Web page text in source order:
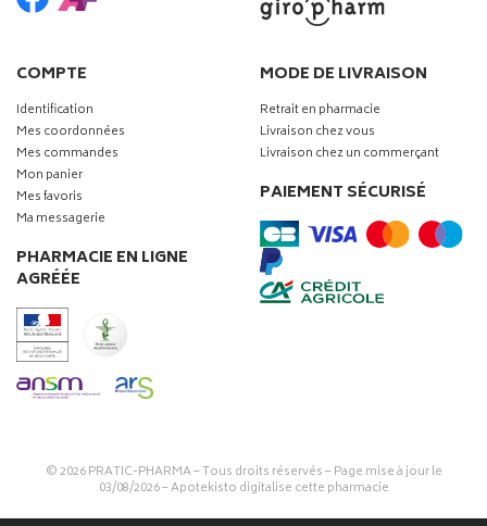
COMPTE
Identification
Mes coordonnées
Mes commandes
Mon panier
Mes favoris
Ma messagerie
PHARMACIE EN LIGNE
AGRÉÉE
MODE DE LIVRAISON
Retrait en pharmacie
Livraison chez vous
Livraison chez un commerçant
PAIEMENT SÉCURISÉ
© 2026PRATIC-PHARMA– Tous droits réservés – Page mise à jour le
03/08/2026 –Apotekisto digitalise cette pharmacie